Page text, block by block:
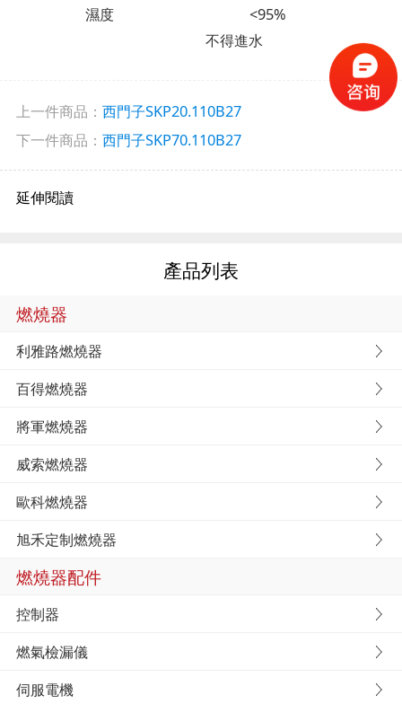
濕度
<95%
不得進水
上一件商品： 西門子SKP20.110B27
下一件商品： 西門子SKP70.110B27
延伸閱讀
產品列表
燃燒器
利雅路燃燒器
百得燃燒器
將軍燃燒器
威索燃燒器
歐科燃燒器
旭禾定制燃燒器
燃燒器配件
控制器
燃氣檢漏儀
伺服電機